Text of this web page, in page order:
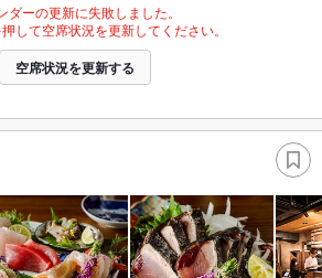
ダーの更新に失敗しました。
して空席状況を更新してください。
空席状況を更新する